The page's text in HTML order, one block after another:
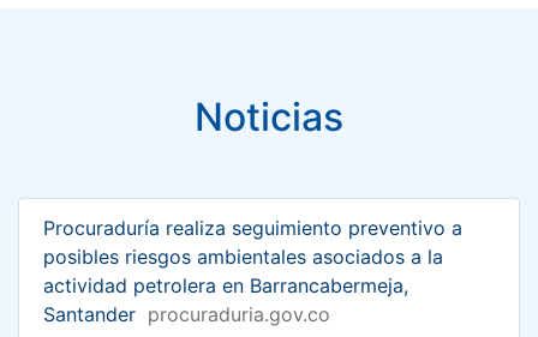
Noticias
Procuraduría realiza seguimiento preventivo a
posibles riesgos ambientales asociados a la
actividad petrolera en Barrancabermeja,
Santander procuraduria.gov.co